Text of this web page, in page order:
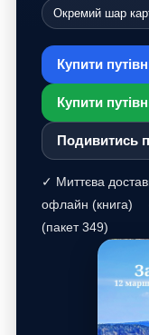
Окремий шар
Купити
Купити
Подивитись
✓ Миттєва
офлайн (книга) ✓
(пакет 349)